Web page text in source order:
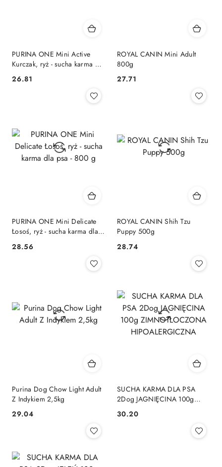
PURINA ONE Mini Active
Kurczak, ryż - sucha karma dla
Cena:
26.81
ROYAL CANIN Mini Adult
800g
Cena:
27.71
PURINA ONE Mini Delicate
Łosoś, ryż - sucha karma dla
Cena:
28.56
ROYAL CANIN Shih Tzu
Puppy 500g
Cena:
28.74
Purina Dog Chow Light Adult
Z Indykiem 2,5kg
Cena:
29.04
SUCHA KARMA DLA PSA
2Dog JAGNIĘCINA 100g
HIPOALERGICZNA
Cena:
30.20